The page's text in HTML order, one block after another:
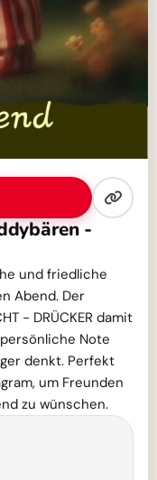
-
und friedliche
Abend. Der
- DRÜCKER damit
Note
denkt. Perfekt
um Freunden
zu wünschen.